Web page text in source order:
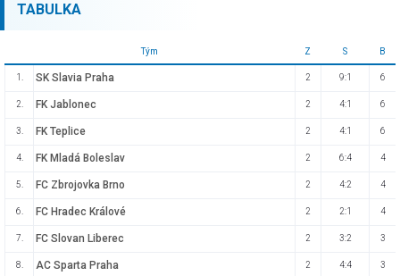
TABULKA
Tým Z S B
1. SK Slavia Praha 2 9:1 6
2. FK Jablonec 2 4:1 6
3. FK Teplice 2 4:1 6
4. FK Mladá Boleslav 2 6:4 4
5. FC Zbrojovka Brno 2 4:2 4
6. FC Hradec Králové 2 2:1 4
7. FC Slovan Liberec 2 3:2 3
8. AC Sparta Praha 2 4:4 3